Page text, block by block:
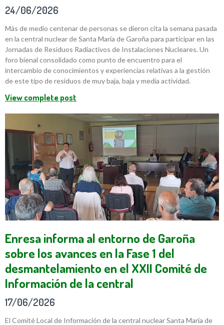
24/06/2026
Más de medio centenar de personas se dieron cita la semana pasada
en la central nuclear de Santa María de Garoña para participar en las
Jornadas de Residuos Radiactivos de Instalaciones Nucleares. Un
foro bienal consolidado como punto de encuentro para el
intercambio de conocimientos y experiencias relativas a la gestión
de este tipo de residuos de muy baja, baja y media actividad.
View complete post
Enresa informa al entorno de Garoña
sobre los avances en la Fase 1 del
desmantelamiento en el XXII Comité de
Información de la central
17/06/2026
El Comité Local de Información de la central nuclear Santa María de